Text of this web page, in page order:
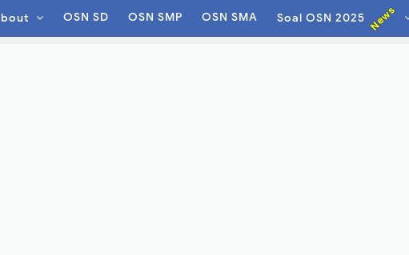
OSN SD OSN SMP OSN SMA Soal OSN 2025 News